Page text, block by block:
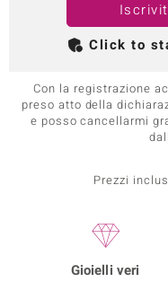
Click to
Con la registrazione
preso atto della
e posso cancellarmi
Prezzi
Gioielli veri